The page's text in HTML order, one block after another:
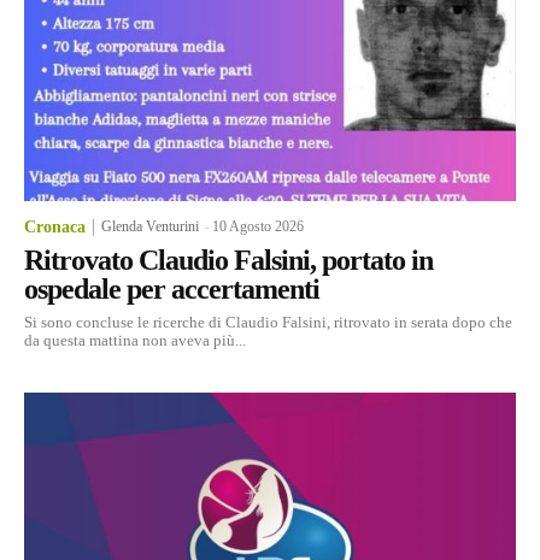
Cronaca Glenda Venturini - 10 Agosto 2026
Ritrovato Claudio Falsini, portato in
ospedale per accertamenti
Si sono concluse le ricerche di Claudio Falsini, ritrovato in serata dopo che
da questa mattina non aveva più...